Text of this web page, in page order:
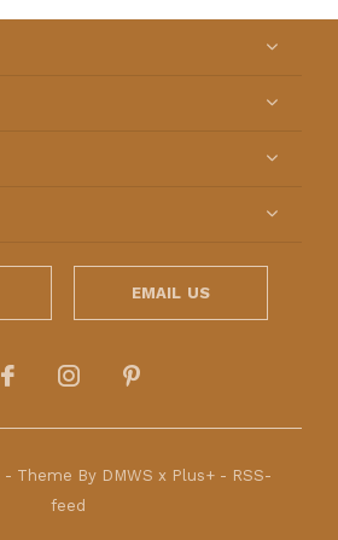
EMAIL US
- Theme By DMWS x Plus+- RSS-
feed